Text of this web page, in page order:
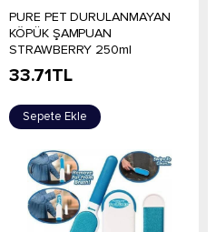
PURE PET DURULANMAYAN
KÖPÜK ŞAMPUAN
STRAWBERRY 250ml
33.71TL
Sepete Ekle